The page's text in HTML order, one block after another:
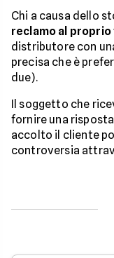
Chi a causa dello
reclamo al
distributore con
precisa che è
due).
Il soggetto che
fornire una
accolto il cliente
controversia